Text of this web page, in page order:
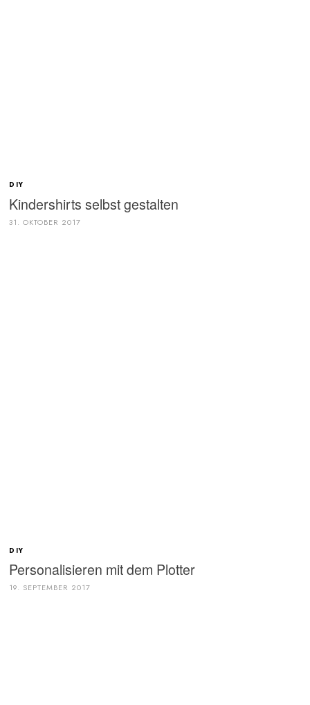
DIY
Kindershirts selbst gestalten
31. OKTOBER 2017
DIY
Personalisieren mit dem Plotter
19. SEPTEMBER 2017